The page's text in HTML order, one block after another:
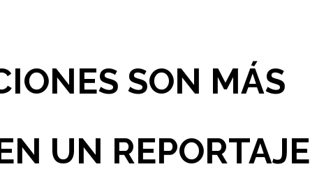
SON MÁS
UN REPORTAJE